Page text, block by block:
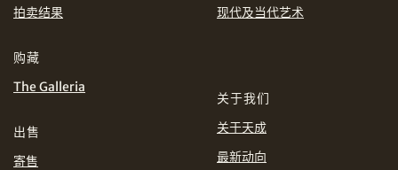
分享到WhatsApp
GBP
MYR
SGD
拍卖结果
购藏
The Galleria
出售
寄售
现代及当代艺术
关于我们
关于天成
最新动向